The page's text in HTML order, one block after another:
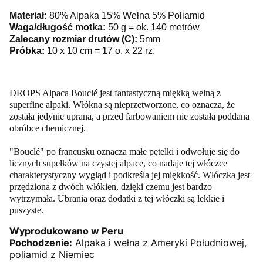
Materiał: 80% Alpaka 15% Wełna 5% Poliamid
Waga/długość motka: 50 g = ok. 140 metrów
Zalecany rozmiar drutów (C): 5mm
Próbka: 10 x 10 cm = 17 o. x 22 rz.
DROPS Alpaca Bouclé jest fantastyczną miękką wełną z
superfine alpaki. Włókna są nieprzetworzone, co oznacza, że
została jedynie uprana, a przed farbowaniem nie została poddana
obróbce chemicznej.
"Bouclé" po francusku oznacza małe pętelki i odwołuje się do
licznych supełków na czystej alpace, co nadaje tej włóczce
charakterystyczny wygląd i podkreśla jej miękkość. Włóczka jest
przędziona z dwóch włókien, dzięki czemu jest bardzo
wytrzymała. Ubrania oraz dodatki z tej włóczki są lekkie i
puszyste.
Wyprodukowano w Peru
Pochodzenie: Alpaka i wełna z Ameryki Południowej,
poliamid z Niemiec